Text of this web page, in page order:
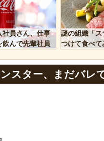
ｗｗｗｗｗｗ
果ｗｗｗ」 ほか
プ、国防総省職員数千人をウソ
運転など盛りだくさん
【動画】「昔のアイドルは個人
「自転車のルール厳罰化！」←
みんなは職場のBBQなに持って
【悲報】味噌ラーメンで行列、
社員さん、仕事
飲んで先輩社員
謎の組織「
つけて食べて
スター、まだバレ